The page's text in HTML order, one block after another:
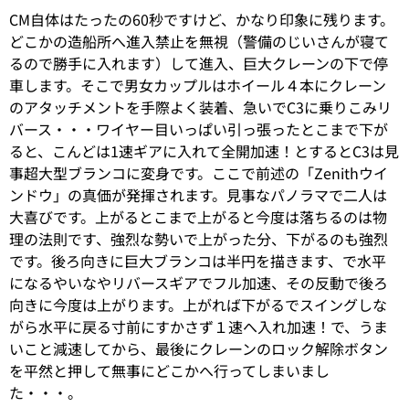
CM自体はたったの60秒ですけど、かなり印象に残ります。
どこかの造船所へ進入禁止を無視（警備のじいさんが寝て
るので勝手に入れます）して進入、巨大クレーンの下で停
車します。そこで男女カップルはホイール４本にクレーン
のアタッチメントを手際よく装着、急いでC3に乗りこみリ
バース・・・ワイヤー目いっぱい引っ張ったとこまで下が
ると、こんどは1速ギアに入れて全開加速！とするとC3は見
事超大型ブランコに変身です。ここで前述の「Zenithウイ
ンドウ」の真価が発揮されます。見事なパノラマで二人は
大喜びです。上がるとこまで上がると今度は落ちるのは物
理の法則です、強烈な勢いで上がった分、下がるのも強烈
です。後ろ向きに巨大ブランコは半円を描きます、で水平
になるやいなやリバースギアでフル加速、その反動で後ろ
向きに今度は上がります。上がれば下がるでスイングしな
がら水平に戻る寸前にすかさず１速へ入れ加速！で、うま
いこと減速してから、最後にクレーンのロック解除ボタン
を平然と押して無事にどこかへ行ってしまいまし
た・・・。